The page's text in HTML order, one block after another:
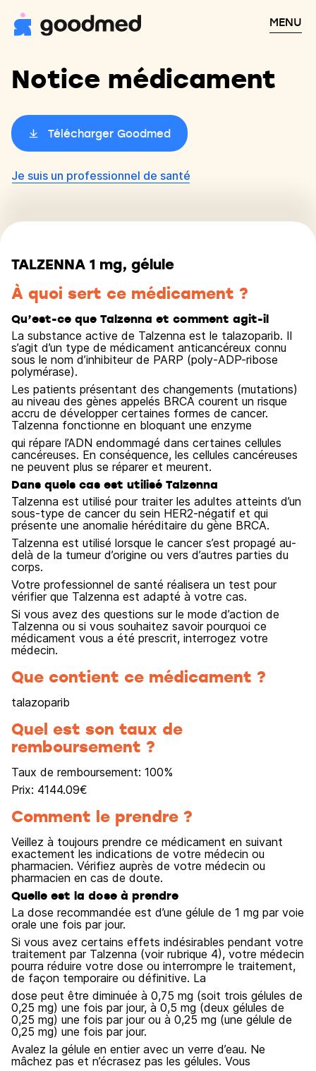
MENU
Notice médicament
Télécharger Goodmed
Je suis un professionnel de santé
TALZENNA 1 mg, gélule
À quoi sert ce médicament ?
Qu’est-ce que Talzenna et comment agit-il
La substance active de Talzenna est le talazoparib. Il
s’agit d’un type de médicament anticancéreux connu
sous le nom d’inhibiteur de PARP (poly-ADP-ribose
polymérase).
Les patients présentant des changements (mutations)
au niveau des gènes appelés BRCA courent un risque
accru de développer certaines formes de cancer.
Talzenna fonctionne en bloquant une enzyme
qui répare l’ADN endommagé dans certaines cellules
cancéreuses. En conséquence, les cellules cancéreuses
ne peuvent plus se réparer et meurent.
Dans quels cas est utilisé Talzenna
Talzenna est utilisé pour traiter les adultes atteints d’un
sous-type de cancer du sein HER2-négatif et qui
présente une anomalie héréditaire du gène BRCA.
Talzenna est utilisé lorsque le cancer s’est propagé au-
delà de la tumeur d’origine ou vers d’autres parties du
corps.
Votre professionnel de santé réalisera un test pour
vérifier que Talzenna est adapté à votre cas.
Si vous avez des questions sur le mode d’action de
Talzenna ou si vous souhaitez savoir pourquoi ce
médicament vous a été prescrit, interrogez votre
médecin.
Que contient ce médicament ?
talazoparib
Quel est son taux de
remboursement ?
Taux de remboursement: 100%
Prix: 4144.09€
Comment le prendre ?
Veillez à toujours prendre ce médicament en suivant
exactement les indications de votre médecin ou
pharmacien. Vérifiez auprès de votre médecin ou
pharmacien en cas de doute.
Quelle est la dose à prendre
La dose recommandée est d’une gélule de 1 mg par voie
orale une fois par jour.
Si vous avez certains effets indésirables pendant votre
traitement par Talzenna (voir rubrique 4), votre médecin
pourra réduire votre dose ou interrompre le traitement,
de façon temporaire ou définitive. La
dose peut être diminuée à 0,75 mg (soit trois gélules de
0,25 mg) une fois par jour, à 0,5 mg (deux gélules de
0,25 mg) une fois par jour ou à 0,25 mg (une gélule de
0,25 mg) une fois par jour.
Avalez la gélule en entier avec un verre d’eau. Ne
mâchez pas et n’écrasez pas les gélules. Vous